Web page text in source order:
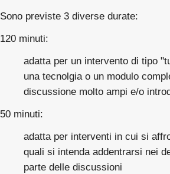
Sono previste 3 diverse durate:
120 minuti:
adatta per un intervento di tipo
una tecnolgia o un modulo
discussione molto ampi e/o
50 minuti:
adatta per interventi in cui si
quali si intenda addentrarsi nei
parte delle discussioni